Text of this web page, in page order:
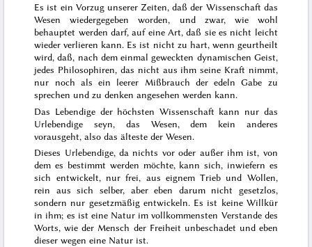
Es ist ein Vorzug unserer Zeiten, daß der Wissenschaft das
Wesen wiedergegeben worden, und zwar, wie wohl
behauptet werden darf, auf eine Art, daß sie es nicht leicht
wieder verlieren kann. Es ist nicht zu hart, wenn geurtheilt
wird, daß, nach dem einmal geweckten dynamischen Geist,
jedes Philosophiren, das nicht aus ihm seine Kraft nimmt,
nur noch als ein leerer Mißbrauch der edeln Gabe zu
sprechen und zu denken angesehen werden kann.
Das Lebendige der höchsten Wissenschaft kann nur das
Urlebendige seyn, das Wesen, dem kein anderes
vorausgeht, also das älteste der Wesen.
Dieses Urlebendige, da nichts vor oder außer ihm ist, von
dem es bestimmt werden möchte, kann sich, inwiefern es
sich entwickelt, nur frei, aus eignem Trieb und Wollen,
rein aus sich selber, aber eben darum nicht gesetzlos,
sondern nur gesetzmäßig entwickeln. Es ist keine Willkür
in ihm; es ist eine Natur im vollkommensten Verstande des
Worts, wie der Mensch der Freiheit unbeschadet und eben
dieser wegen eine Natur ist.